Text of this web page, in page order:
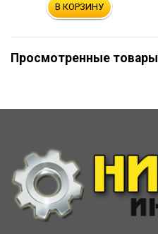
В КОРЗИНУ
Просмотренные товары